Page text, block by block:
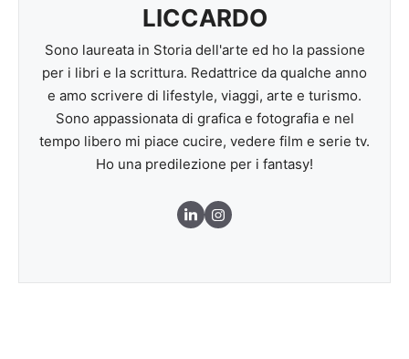
LICCARDO
Sono laureata in Storia dell'arte ed ho la passione
per i libri e la scrittura. Redattrice da qualche anno
e amo scrivere di lifestyle, viaggi, arte e turismo.
Sono appassionata di grafica e fotografia e nel
tempo libero mi piace cucire, vedere film e serie tv.
Ho una predilezione per i fantasy!